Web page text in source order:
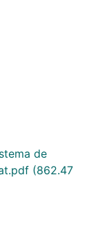
de
(862.47